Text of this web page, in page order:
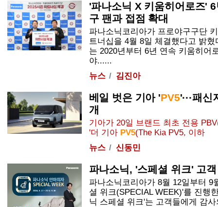
'파나소닉 X 키움히어로즈' 6
구 팬과 접점 확대
파나소닉코리아가 프로야구구단
트너십을 4월 8일 체결했다고 밝
는 2020년부터 6년 연속 키움히어
야......
뉴스
김진아
베일 벗은 기아 'PV5'···패
개
기아가 20일 브랜드 최초 전용
'더 기아 PV5(The Kia PV5, 이하
뉴스
신동민
파나소닉, '스페셜 위크' 고
파나소닉코리아가 8월 12일부터 9
셜 위크(SPECIAL WEEK)'를 진행
닉 스페셜 위크'는 고객들에게 감